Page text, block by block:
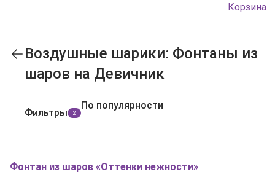
Корзина
Воздушные шарики: Фонтаны из
шаров на Девичник
Фильтры 2
По популярности
Фонтан из шаров «Оттенки нежности»